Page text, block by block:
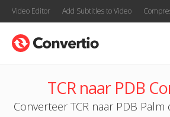
Video Editor Add Subtitles to Video
TCR naar PDB
Converteer TCR naar PDB